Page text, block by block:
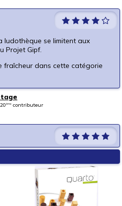
ludothèque se limitent aux
Projet Gipf.
fraîcheur dans cette catégorie
ème contributeur